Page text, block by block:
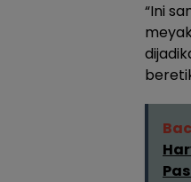
“Ini